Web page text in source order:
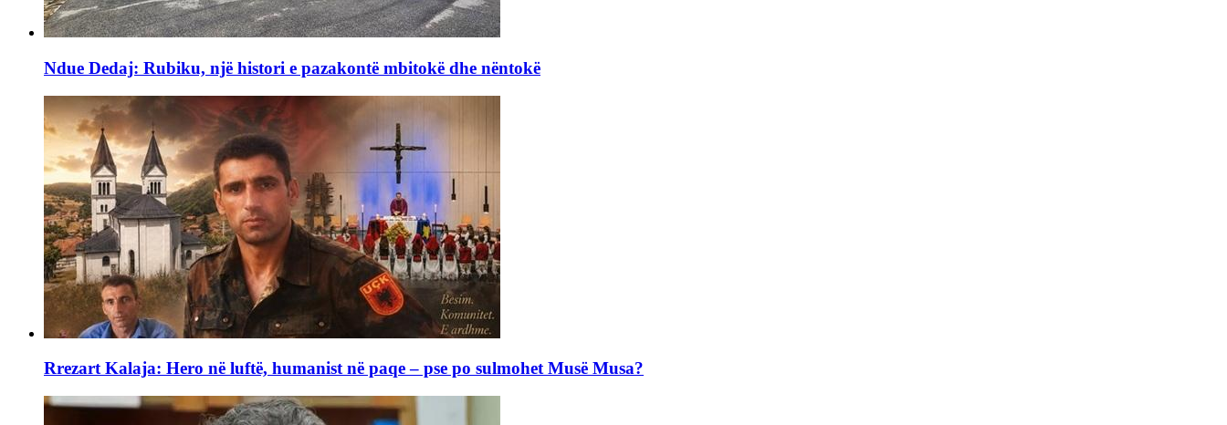
Ndue Dedaj: Rubiku, një histori e pazakontë mbitokë dhe nëntokë
Rrezart Kalaja: Hero në luftë, humanist në paqe – pse po sulmohet Musë Musa?